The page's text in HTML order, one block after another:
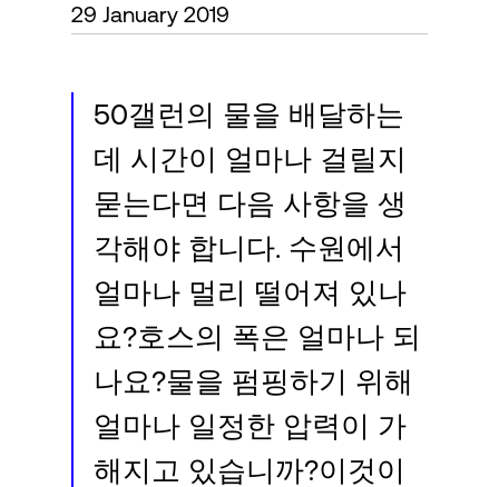
로그인
29 January 2019
50갤런의 물을 배달하는
데 시간이 얼마나 걸릴지
묻는다면 다음 사항을 생
각해야 합니다. 수원에서
얼마나 멀리 떨어져 있나
요?호스의 폭은 얼마나 되
나요?물을 펌핑하기 위해
얼마나 일정한 압력이 가
해지고 있습니까?이것이